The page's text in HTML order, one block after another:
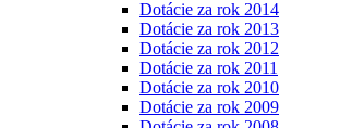
Dotácie za rok 2014
Dotácie za rok 2013
Dotácie za rok 2012
Dotácie za rok 2011
Dotácie za rok 2010
Dotácie za rok 2009